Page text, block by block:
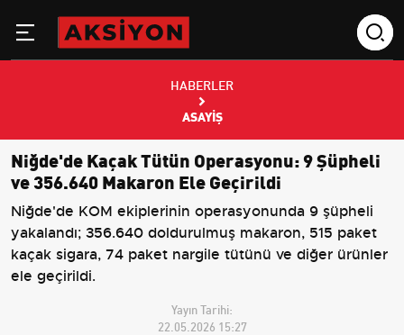
HABERLER
ASAYIŞ
Niğde'de Kaçak Tütün Operasyonu: 9 Şüpheli
ve 356.640 Makaron Ele Geçirildi
Niğde'de KOM ekiplerinin operasyonunda 9 şüpheli
yakalandı; 356.640 doldurulmuş makaron, 515 paket
kaçak sigara, 74 paket nargile tütünü ve diğer ürünler
ele geçirildi.
Yayın Tarihi:
22.05.2026 15:27